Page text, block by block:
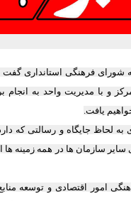
فرهنگی استانداری گفت
و با مدیریت واحد به انجام
یافت.
به لحاظ جایگاه و رسالتی که
سازمان ها در همه زمینه ها
امور اقتصادی و توسعه